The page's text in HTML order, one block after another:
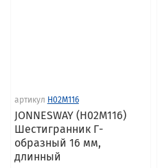
артикул H02M116
JONNESWAY (H02M116)
Шестигранник Г-
образный 16 мм,
длинный